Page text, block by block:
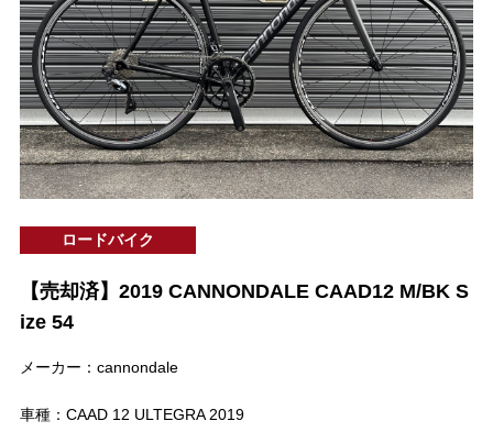
ロードバイク
【売却済】2019 CANNONDALE CAAD12 M/BK S
ize 54
メーカー：cannondale
車種：CAAD 12 ULTEGRA 2019